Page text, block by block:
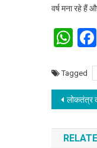
वर्ष मना रहे हैं
Tagged
Post
लोकतंत्र की मजबूती और राष्ट्र के